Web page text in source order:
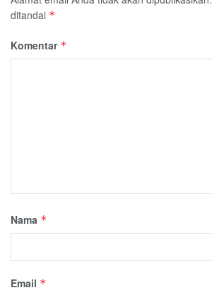
ditandai *
Komentar *
Nama *
Email *